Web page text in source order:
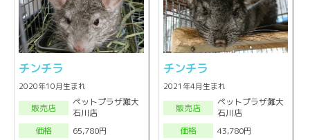
チンチラ
2020年10月生まれ
販売店
ペットプラザ灘大
石川店
価格
65,780円
チンチラ
2021年4月生まれ
販売店
ペットプラザ灘大
石川店
価格
43,780円